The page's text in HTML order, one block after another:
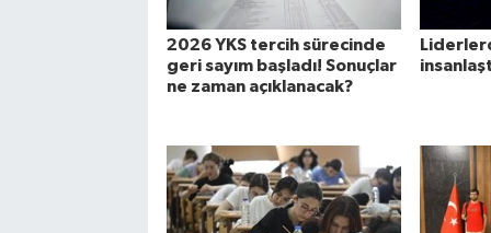
2026 YKS tercih sürecinde
geri sayım başladı! Sonuçlar
ne zaman açıklanacak?